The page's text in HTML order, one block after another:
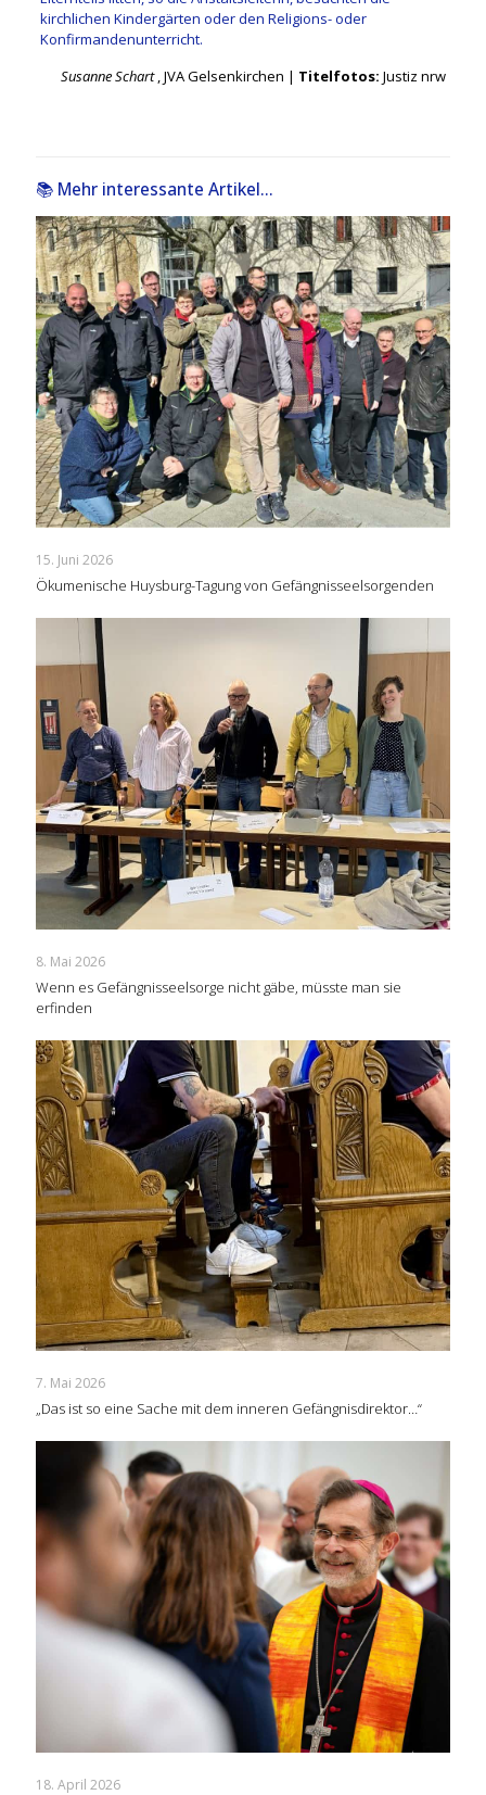
kirchlichen Kindergärten oder den Religions- oder
Konfirmandenunterricht.
Susanne Schart, JVA Gelsenkirchen | Titelfotos: Justiz nrw
📚 Mehr interessante Artikel...
15. Juni 2026
Ökumenische Huysburg-Tagung von Gefängnisseelsorgenden
8. Mai 2026
Wenn es Gefängnisseelsorge nicht gäbe, müsste man sie
erfinden
7. Mai 2026
„Das ist so eine Sache mit dem inneren Gefängnisdirektor…“
18. April 2026